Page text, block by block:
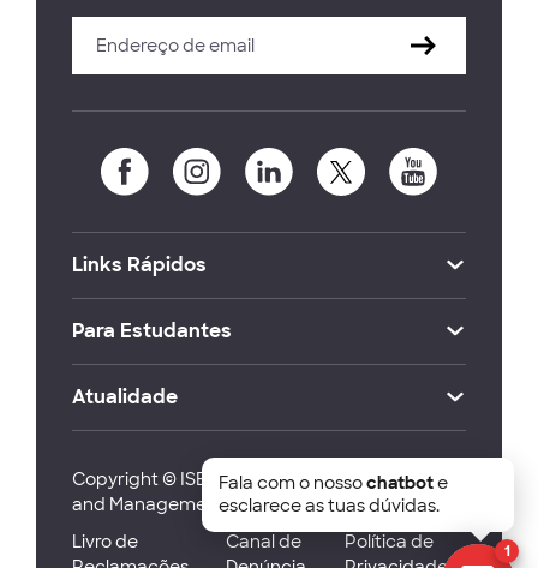
Links Rápidos
Para Estudantes
Atualidade
Copyright © ISEG Lisbon School of Economics
and Management 2026
Livro de
Canal de
Política de
1
Fala com o nossochatbote
esclarece as tuas dúvidas.